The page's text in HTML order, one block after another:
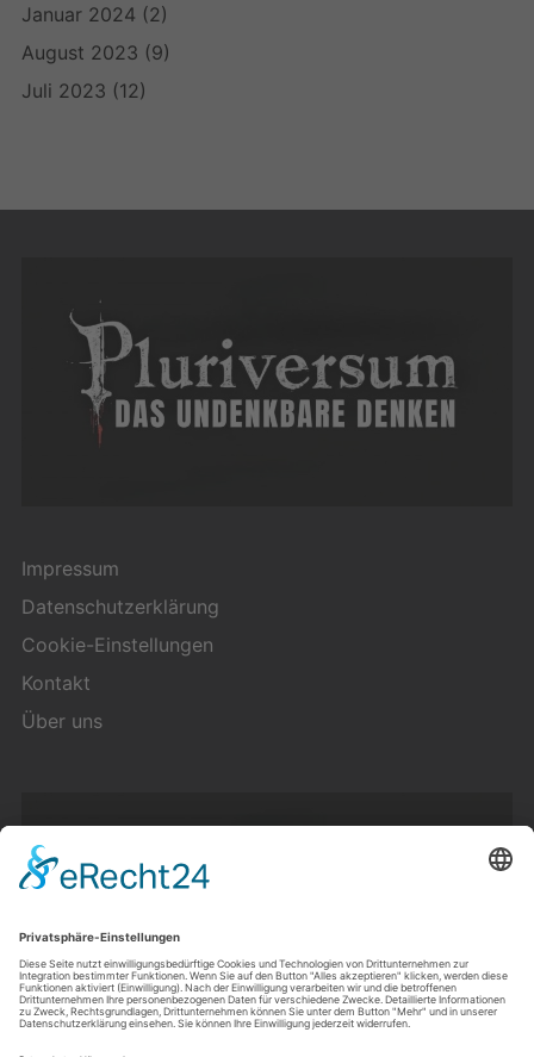
Januar 2024 (2)
August 2023 (9)
Juli 2023 (12)
Impressum
Datenschutzerklärung
Cookie-Einstellungen
Kontakt
Über uns